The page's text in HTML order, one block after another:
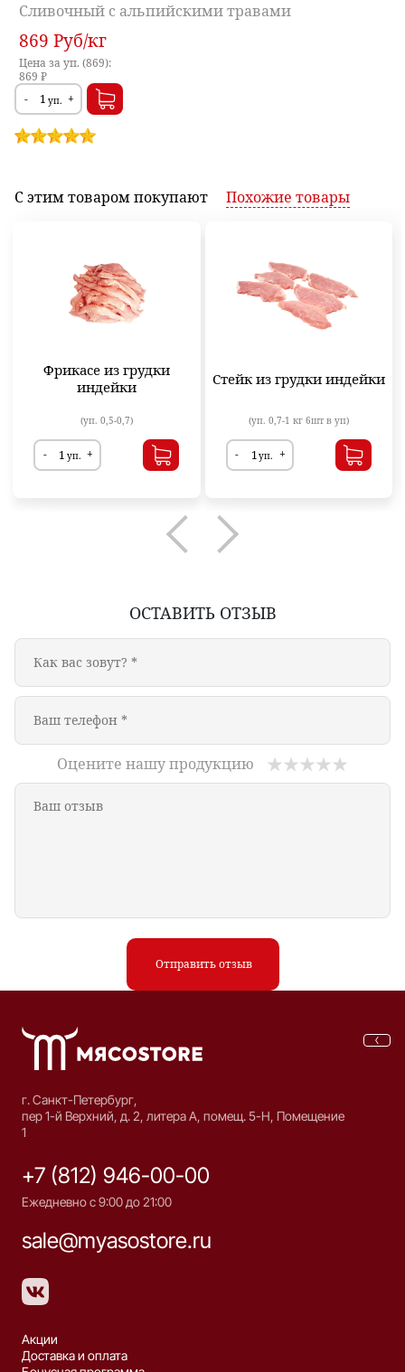
Сливочный с альпийскими травами
869 Руб/кг
Цена за уп. (869):
869 ₽
-
+
уп.
С этим товаромпокупают Похожие товары
Фрикасе из грудки
индейки
(уп. 0,5-0,7)
- +
уп.
Стейк из грудки индейки
(уп. 0,7-1 кг 6шт в уп)
- +
уп.
ОСТАВИТЬ ОТЗЫВ
Оцените нашу продукцию
Отправить отзыв
г. Санкт-Петербург,
пер 1-й Верхний, д. 2, литера А, помещ. 5-Н, Помещение
1
+7 (812) 946-00-00
Ежедневно с 9:00 до 21:00
sale@myasostore.ru
Акции
Доставка и оплата